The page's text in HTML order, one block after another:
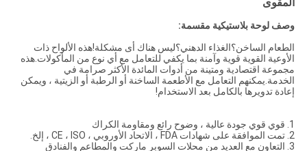
المقوى
وصف لوحة بلاستيكية مقسمة:
الطعام الساخن؟الغذاء الدهني؟ليس هناك أى مشكلة!هذه الألواح ذات
الأوعية القوية قوية وآمنة بما يكفي للتعامل مع أي نوع من المأكولات.هذه
مجموعة اقتصادية ومتينة من أدوات المائدة الأكثر صرامة في
الخدمة.يمكنهم التعامل مع الأطعمة الساخنة أو الرطبة أو الزيتية ، ويمكن
إعادة تدويرها بالكامل بعد الاستخدام!
1. قوي قوي جودة عالية ، وضوح رائع ومقاومة الكراك
2. تمت الموافقة على شهادات FDA ، الاتحاد الأوروبي ، CE ، ISO ، إلخ.
3. التعاون مع العديد من محلات السوبر ماركت والمطاعم والفنادق